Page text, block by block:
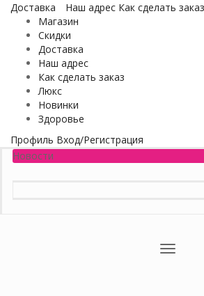
Доставка
Наш адрес Как сделать заказ
Магазин
Скидки
Доставка
Наш адрес
Как сделать заказ
Люкс
Новинки
Здоровье
Профиль Вход/Регистрация
Новости
Меню